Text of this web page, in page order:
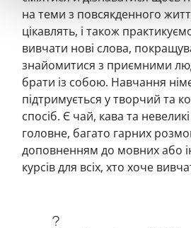
на теми з повсякденного
цікавлять, і також
вивчати нові слова,
знайомитися з приємними
брати із собою. Навчання
підтримується у творчий та
спосіб. Є чай, кава та
головне, багато гарних
доповненням до мовних або
курсів для всіх, хто хоче